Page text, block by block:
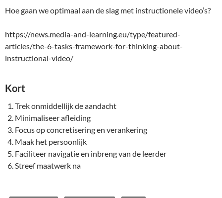
Hoe gaan we optimaal aan de slag met instructionele video’s?
https://news.media-and-learning.eu/type/featured-
articles/the-6-tasks-framework-for-thinking-about-
instructional-video/
Kort
Trek onmiddellijk de aandacht
Minimaliseer afleiding
Focus op concretisering en verankering
Maak het persoonlijk
Faciliteer navigatie en inbreng van de leerder
Streef maatwerk na